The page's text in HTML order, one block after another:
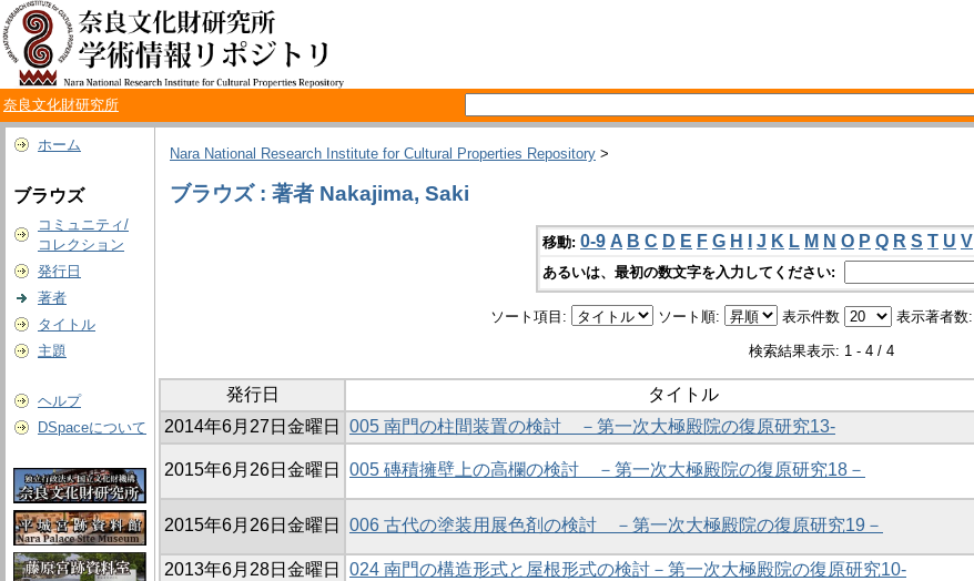
奈良文化財研究所
ホーム
ブラウズ
コミュニティ/
コレクション
発行日
著者
タイトル
主題
ヘルプ
DSpaceについて
Nara National Research Institute for Cultural Properties Repository >
ブラウズ : 著者 Nakajima, Saki
移動: 0-9 A B C D E F G H J K L M N O P Q R S T U V
あるいは、最初の数文字を入力してください:
ソート項目: ソート順: 表示件数 表示著者数:
検索結果表示: 1 - 4 / 4
発行日 タイトル
2014年6月27日金曜日
005 南門の柱間装置の検討 －第一次大極殿院の復原研究13-
2015年6月26日金曜日 005 磚積擁壁上の高欄の検討 －第一次大極殿院の復原研究18－
2015年6月26日金曜日 006 古代の塗装用展色剤の検討 －第一次大極殿院の復原研究19－
2013年6月28日金曜日
024 南門の構造形式と屋根形式の検討－第一次大極殿院の復原研究10-